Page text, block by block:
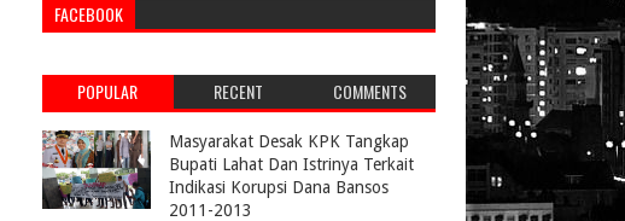
FACEBOOK
POPULAR RECENT COMMENTS
Masyarakat Desak KPK Tangkap
Bupati Lahat Dan Istrinya Terkait
Indikasi Korupsi Dana Bansos
2011-2013